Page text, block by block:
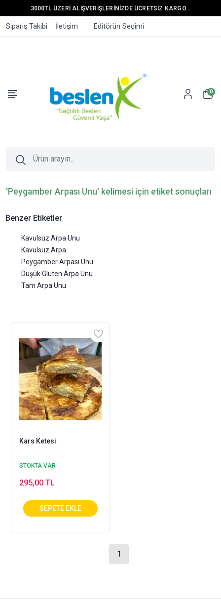
3000TL ÜZERİ ALIŞVERİŞLERİNİZDE ÜCRETSİZ KARGO...
Sipariş Takibi İletişim Editörün Seçimi
0
'Peygamber Arpası Unu' kelimesi için etiket sonuçları
Benzer Etiketler
Kavulsuz Arpa Unu
Kavulsuz Arpa
Peygamber Arpası Unu
Düşük Gluten Arpa Unu
Tam Arpa Unu
Kars Ketesi
STOKTA VAR
295,00 TL
1